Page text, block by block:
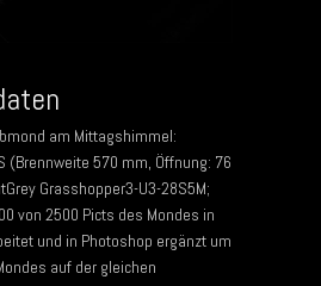
am Mittagshimmel:
(Brennweite 570 mm, Öffnung: 76
Grasshopper3-U3-28S5M;
von 2500 Picts des Mondes in
und in Photoshop ergänzt um
auf der gleichen